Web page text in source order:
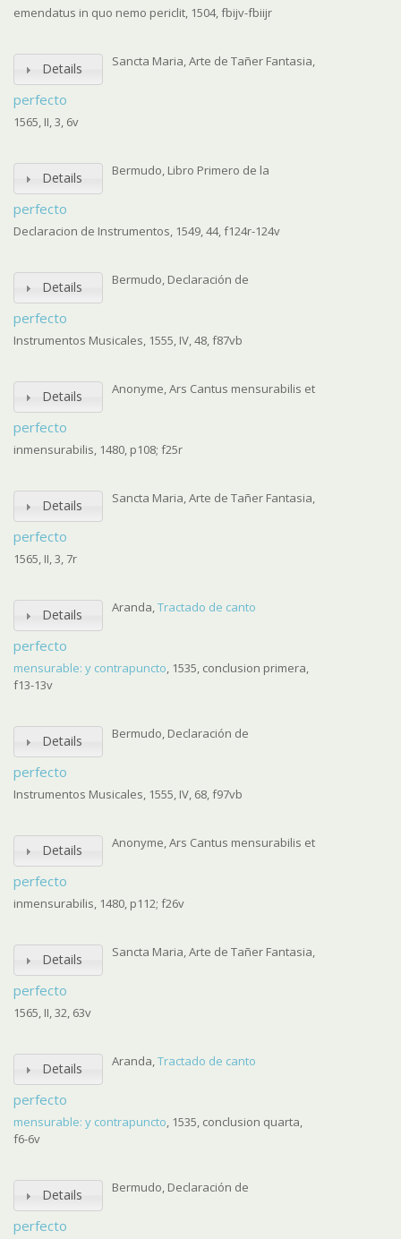
emendatus in quo nemo periclit, 1504, fbijv-fbiijr
Details
perfecto
Sancta Maria, Arte de Tañer Fantasia,
1565, II, 3, 6v
Details
perfecto
Bermudo, Libro Primero de la
Declaracion de Instrumentos, 1549, 44, f124r-124v
Details
perfecto
Bermudo, Declaración de
Instrumentos Musicales, 1555, IV, 48, f87vb
Details
perfecto
Anonyme, Ars Cantus mensurabilis et
inmensurabilis, 1480, p108; f25r
Details
perfecto
Sancta Maria, Arte de Tañer Fantasia,
1565, II, 3, 7r
Details
perfecto
Aranda,Tractado de canto
mensurable: y contrapuncto, 1535, conclusion primera,
f13-13v
Details
perfecto
Bermudo, Declaración de
Instrumentos Musicales, 1555, IV, 68, f97vb
Details
perfecto
Anonyme, Ars Cantus mensurabilis et
inmensurabilis, 1480, p112; f26v
Details
perfecto
Sancta Maria, Arte de Tañer Fantasia,
1565, II, 32, 63v
Details
perfecto
Aranda,Tractado de canto
mensurable: y contrapuncto, 1535, conclusion quarta,
f6-6v
Details
perfecto
Bermudo, Declaración de